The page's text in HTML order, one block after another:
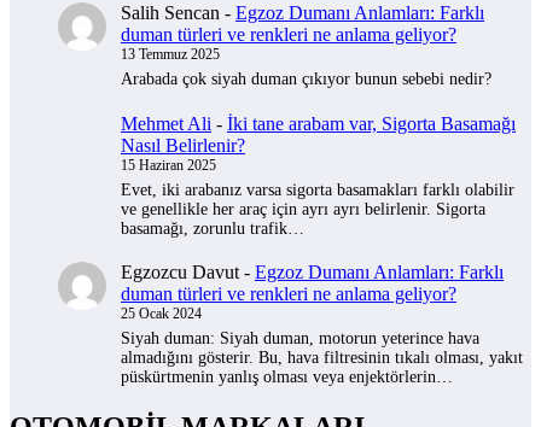
Salih Sencan - Egzoz Dumanı Anlamları: Farklı
duman türleri ve renkleri ne anlama geliyor?
13 Temmuz 2025
Arabada çok siyah duman çıkıyor bunun sebebi nedir?
Mehmet Ali - İki tane arabam var, Sigorta Basamağı
Nasıl Belirlenir?
15 Haziran 2025
Evet, iki arabanız varsa sigorta basamakları farklı olabilir
ve genellikle her araç için ayrı ayrı belirlenir. Sigorta
basamağı, zorunlu trafik…
Egzozcu Davut - Egzoz Dumanı Anlamları: Farklı
duman türleri ve renkleri ne anlama geliyor?
25 Ocak 2024
Siyah duman: Siyah duman, motorun yeterince hava
almadığını gösterir. Bu, hava filtresinin tıkalı olması, yakıt
püskürtmenin yanlış olması veya enjektörlerin…